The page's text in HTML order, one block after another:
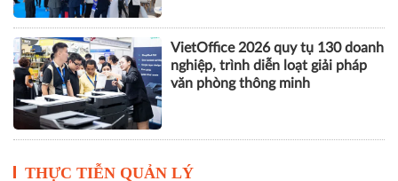
VietOffice 2026 quy tụ 130 doanh
nghiệp, trình diễn loạt giải pháp
văn phòng thông minh
THỰC TIỄN QUẢN LÝ